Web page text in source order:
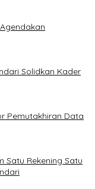
Solidkan Kader
Pemutakhiran Data
Satu Rekening Satu